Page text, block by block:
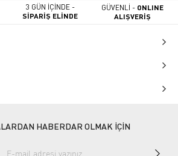
3 GÜN İÇİNDE -
SİPARİŞ ELİNDE
GÜVENLİ - ONLINE
ALIŞVERİŞ
HABERDAR OLMAK İÇİN